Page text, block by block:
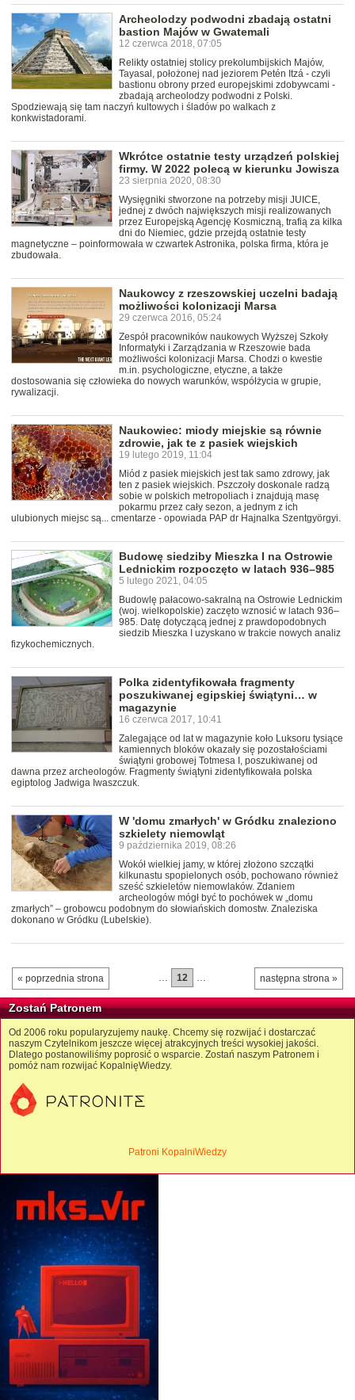
Archeolodzy podwodni zbadają ostatni
bastion Majów w Gwatemali
12 czerwca 2018, 07:05
Relikty ostatniej stolicy prekolumbijskich Majów,
Tayasal, położonej nad jeziorem Petén Itzá - czyli
bastionu obrony przed europejskimi zdobywcami -
zbadają archeolodzy podwodni z Polski.
Spodziewają się tam naczyń kultowych i śladów po walkach z
konkwistadorami.
Wkrótce ostatnie testy urządzeń polskiej
firmy. W 2022 polecą w kierunku Jowisza
23 sierpnia 2020, 08:30
Wysięgniki stworzone na potrzeby misji JUICE,
jednej z dwóch największych misji realizowanych
przez Europejską Agencję Kosmiczną, trafią za kilka
dni do Niemiec, gdzie przejdą ostatnie testy
magnetyczne – poinformowała w czwartek Astronika, polska firma, która je
zbudowała.
Naukowcy z rzeszowskiej uczelni badają
możliwości kolonizacji Marsa
29 czerwca 2016, 05:24
Zespół pracowników naukowych Wyższej Szkoły
Informatyki i Zarządzania w Rzeszowie bada
możliwości kolonizacji Marsa. Chodzi o kwestie
m.in. psychologiczne, etyczne, a także
dostosowania się człowieka do nowych warunków, współżycia w grupie,
rywalizacji.
Naukowiec: miody miejskie są równie
zdrowie, jak te z pasiek wiejskich
19 lutego 2019, 11:04
Miód z pasiek miejskich jest tak samo zdrowy, jak
ten z pasiek wiejskich. Pszczoły doskonale radzą
sobie w polskich metropoliach i znajdują masę
pokarmu przez cały sezon, a jednym z ich
ulubionych miejsc są... cmentarze - opowiada PAP dr Hajnalka Szentgyörgyi.
Budowę siedziby Mieszka I na Ostrowie
Lednickim rozpoczęto w latach 936–985
5 lutego 2021, 04:05
Budowlę pałacowo-sakralną na Ostrowie Lednickim
(woj. wielkopolskie) zaczęto wznosić w latach 936–
985. Datę dotyczącą jednej z prawdopodobnych
siedzib Mieszka I uzyskano w trakcie nowych analiz
fizykochemicznych.
Polka zidentyfikowała fragmenty
poszukiwanej egipskiej świątyni… w
magazynie
16 czerwca 2017, 10:41
Zalegające od lat w magazynie koło Luksoru tysiące
kamiennych bloków okazały się pozostałościami
świątyni grobowej Totmesa I, poszukiwanej od
dawna przez archeologów. Fragmenty świątyni zidentyfikowała polska
egiptolog Jadwiga Iwaszczuk.
W 'domu zmarłych' w Gródku znaleziono
szkielety niemowląt
9 października 2019, 08:26
Wokół wielkiej jamy, w której złożono szczątki
kilkunastu spopielonych osób, pochowano również
sześć szkieletów niemowlaków. Zdaniem
archeologów mógł być to pochówek w „domu
zmarłych” – grobowcu podobnym do słowiańskich domostw. Znaleziska
dokonano w Gródku (Lubelskie).
« poprzednia strona następna strona »
… 12 …
Zostań Patronem
Od 2006 roku popularyzujemy naukę. Chcemy się rozwijać i dostarczać
naszym Czytelnikom jeszcze więcej atrakcyjnych treści wysokiej jakości.
Dlatego postanowiliśmy poprosić o wsparcie. Zostań naszym Patronem i
pomóż nam rozwijać KopalnięWiedzy.
Patroni KopalniWiedzy